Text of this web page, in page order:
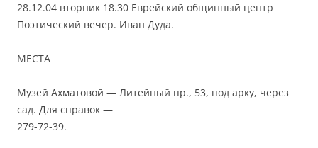
28.12.04 вторник 18.30 Еврейский общинный центр
Поэтический вечер. Иван Дуда.
МЕСТА
Музей Ахматовой — Литейный пр., 53, под арку, через
сад. Для справок —
279-72-39.